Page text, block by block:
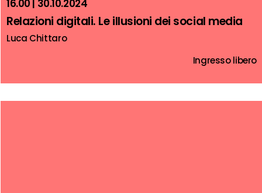
16.00 | 30.10.2024
Relazioni digitali. Le illusioni dei social media
Luca Chittaro
Ingresso libero